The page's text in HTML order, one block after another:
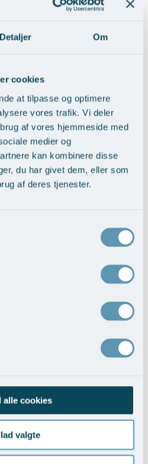
Detaljer Om
cookies
at tilpasse og optimere
vores trafik. Vi deler
af vores hjemmeside med
medier og
kan kombinere disse
du har givet dem, eller som
af deres tjenester.
alle cookies
valgte
og pænere. Ar efter
mere diskrete, enten ved en
CO2-laserbehandling. Hos arveligt
områder af kroppen, kan der
keloidar. Disse kræver en helt
og strækmærker